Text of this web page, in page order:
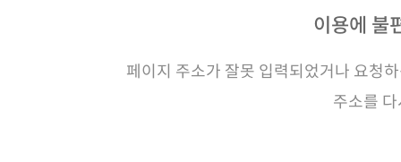
이용에 불
페이지 주소가 잘못 입력되었거나 요청
주소를